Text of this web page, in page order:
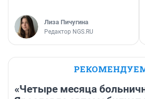
Лиза Пичугина
Редактор NGS.RU
«Четыре месяца